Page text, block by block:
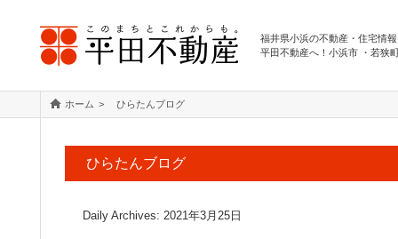
福井県小浜の不動産・住宅情
平田不動産へ！小浜市 ・若狭
ホーム ひらたんブログ
ひらたんブログ
Daily Archives: 2021年3月25日